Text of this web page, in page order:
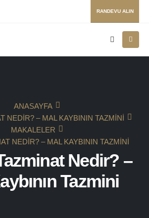
RANDEVU ALIN
ANASAYFA
NEDIR? – MAL KAYBININ TAZMINI
MAKALELER
NEDIR? – MAL KAYBININ TAZMINI
Nedir? –
Tazmini